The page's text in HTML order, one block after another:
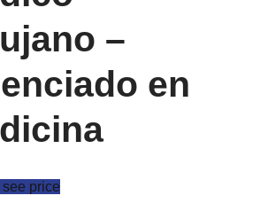
–
en
see price